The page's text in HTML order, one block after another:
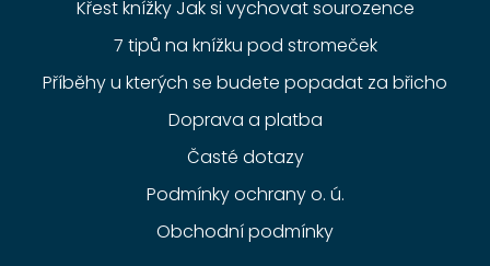
Křest knížky Jak si vychovat sourozence
7 tipů na knížku pod stromeček
Příběhy u kterých se budete popadat za břicho
Doprava a platba
Časté dotazy
Podmínky ochrany o. ú.
Obchodní podmínky